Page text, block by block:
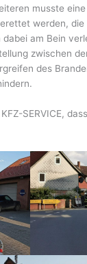
musste
werden, die
am Bein
zwischen
des
SERVICE,